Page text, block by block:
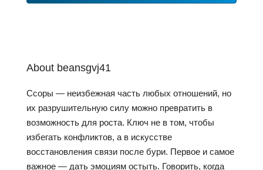
About beansgvj41
Ссоры — неизбежная часть любых отношений, но
их разрушительную силу можно превратить в
возможность для роста. Ключ не в том, чтобы
избегать конфликтов, а в искусстве
восстановления связи после бури. Первое и самое
важное — дать эмоциям остыть. Говорить, когда